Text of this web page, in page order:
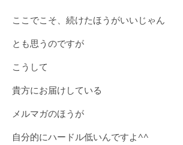
ここでこそ、続けたほうがいいじゃん
とも思うのですが
こうして
貴方にお届けしている
メルマガのほうが
自分的にハードル低いんですよ^^